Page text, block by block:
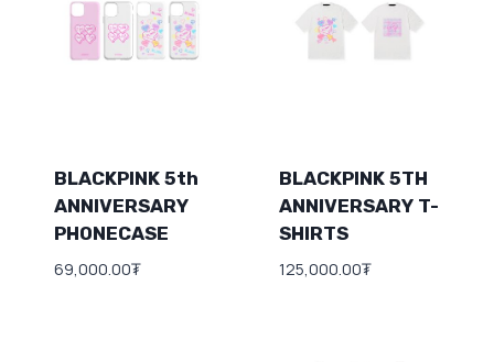
BLACKPINK 5th
ANNIVERSARY
PHONECASE
69,000.00₮
BLACKPINK 5TH
ANNIVERSARY T-
SHIRTS
125,000.00₮